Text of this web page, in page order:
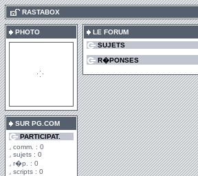
RASTABOX
PHOTO
SUR PG.COM
PARTICIPAT.
comm. : 0
sujets : 0
r�p. : 0
scripts : 0
LE FORUM
SUJETS
R�PONSES